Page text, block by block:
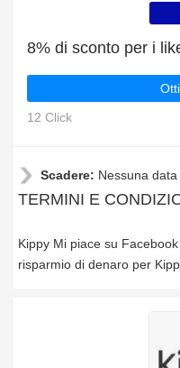
8% di sconto per i
12 Click
Scadere: Nessuna
TERMINI E
Kippy Mi piace su
risparmio di denaro per